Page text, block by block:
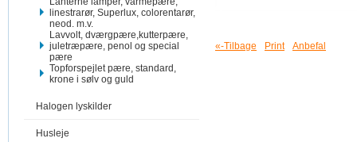
linestrarør, Superlux, colorentarør,
neod. m.v.
Lavvolt, dværgpære,kutterpære,
juletræpære, penol og special
pære
Topforspejlet pære, standard,
krone i sølv og guld
Halogen lyskilder
Husleje
«-Tilbage Print Anbefal